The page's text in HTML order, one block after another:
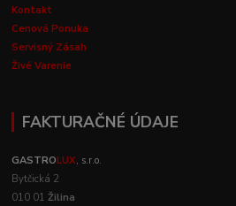
Kontakt
Cenová Ponuka
Servisný Zásah
Živé Varenie
FAKTURAČNÉ ÚDAJE
GASTROLUX, s.r.o.
Bytčická 2
010 01Žilina